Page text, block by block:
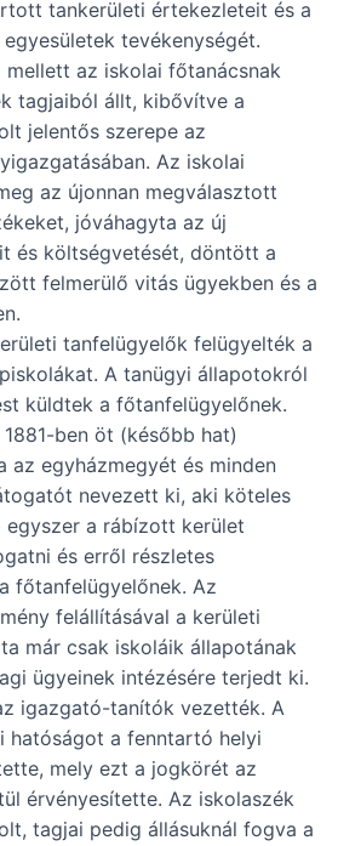
tankerületi értekezleteit és a
tevékenységét.
mellett az iskolai főtanácsnak
tagjaiból állt, kibővítve a
jelentős szerepe az
Az iskolai
az újonnan megválasztott
jóváhagyta az új
és költségvetését, döntött a
felmerülő vitás ügyekben és a
tanfelügyelők felügyelték a
A tanügyi állapotokról
küldtek a főtanfelügyelőnek.
ben öt (később hat)
az egyházmegyét és minden
nevezett ki, aki köteles
a rábízott kerület
és erről részletes
főtanfelügyelőnek. Az
felállításával a kerületi
már csak iskoláik állapotának
ügyeinek intézésére terjedt ki.
igazgató-tanítók vezették. A
hatóságot a fenntartó helyi
mely ezt a jogkörét az
érvényesítette. Az iskolaszék
tagjai pedig állásuknál fogva a